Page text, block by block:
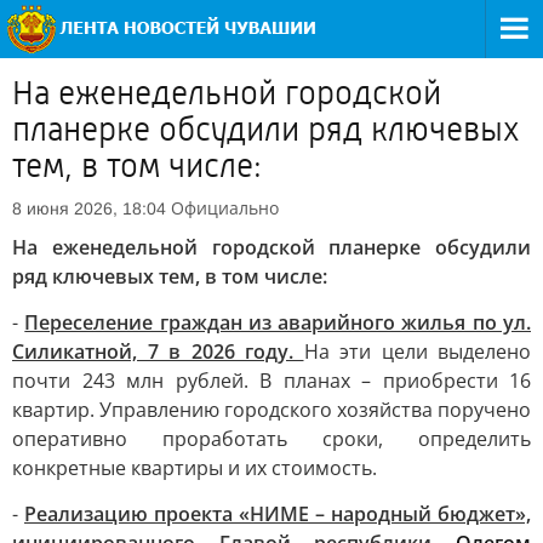
На еженедельной городской
планерке обсудили ряд ключевых
тем, в том числе:
8 июня 2026, 18:04 Официально
На еженедельной городской планерке обсудили
ряд ключевых тем, в том числе:
- Переселение граждан из аварийного жилья по ул.
Силикатной, 7 в 2026 году. На эти цели выделено
почти 243 млн рублей. В планах – приобрести 16
квартир. Управлению городского хозяйства поручено
оперативно проработать сроки, определить
конкретные квартиры и их стоимость.
- Реализацию проекта «НИМЕ – народный бюджет»,